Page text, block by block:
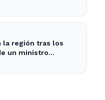
la región tras los
un ministro